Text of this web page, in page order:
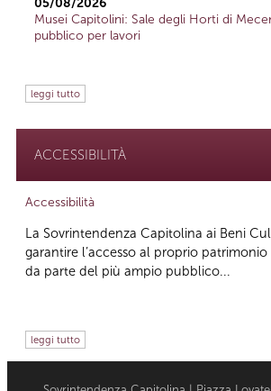
05/08/2026
Musei Capitolini: Sale degli Horti di
pubblico per lavori
leggi tutto
ACCESSIBILITÀ
Accessibilità
La Sovrintendenza Capitolina ai Beni
garantire l’accesso al proprio
da parte del più ampio pubblico...
leggi tutto